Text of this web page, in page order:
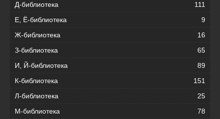
Д-библиотека
111
Е, Ё-библиотека
9
Ж-библиотека
16
З-библиотека
65
И, Й-библиотека
89
К-библиотека
151
Л-библиотека
25
М-библиотека
78